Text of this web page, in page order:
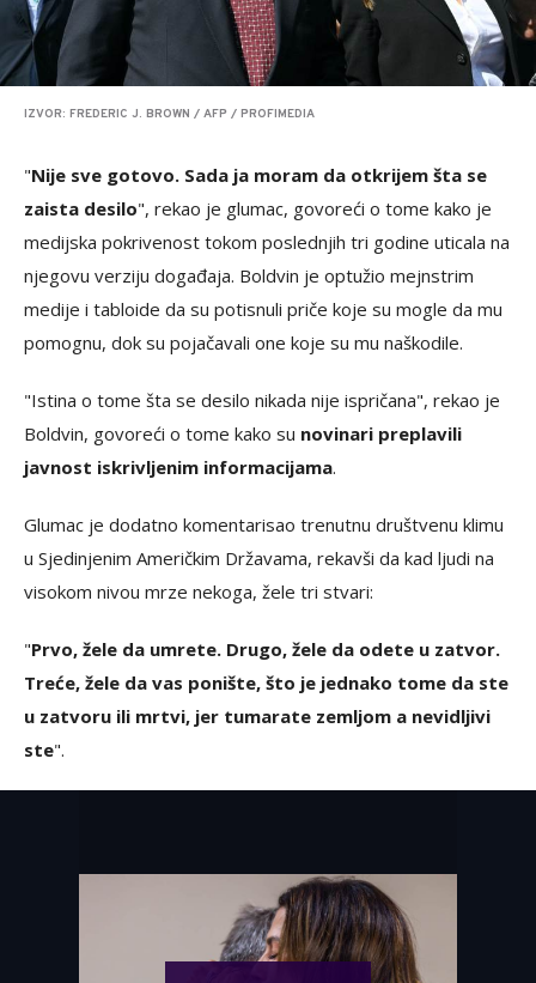
IZVOR: FREDERIC J. BROWN / AFP / PROFIMEDIA
"Nije sve gotovo. Sada ja moram da otkrijem šta se
zaista desilo", rekao je glumac, govoreći o tome kako je
medijska pokrivenost tokom poslednjih tri godine uticala na
njegovu verziju događaja. Boldvin je optužio mejnstrim
medije i tabloide da su potisnuli priče koje su mogle da mu
pomognu, dok su pojačavali one koje su mu naškodile.
"Istina o tome šta se desilo nikada nije ispričana", rekao je
Boldvin, govoreći o tome kako su novinari preplavili
javnost iskrivljenim informacijama.
Glumac je dodatno komentarisao trenutnu društvenu klimu
u Sjedinjenim Američkim Državama, rekavši da kad ljudi na
visokom nivou mrze nekoga, žele tri stvari:
"Prvo, žele da umrete. Drugo, žele da odete u zatvor.
Treće, žele da vas ponište, što je jednako tome da ste
u zatvoru ili mrtvi, jer tumarate zemljom a nevidljivi
ste".